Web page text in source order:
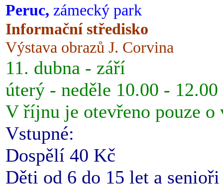
Peruc, zámecký park
Informační středisko
Výstava obrazů J. Corvina
11. dubna - září
úterý - neděle 10.00 -
V říjnu je otevřeno pouze o
Vstupné:
Dospělí 40 Kč
Děti od 6 do 15 let a